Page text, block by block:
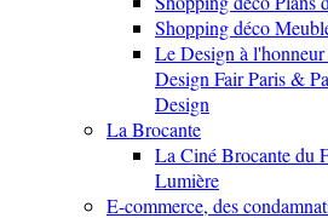
Shopping déco
Le Design à l'honneur
Design Fair Paris &
Design
La Brocante
La Ciné Brocante du
Lumière
E-commerce, des